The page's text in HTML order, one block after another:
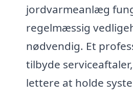
jordvarmeanlæg
regelmæssig
nødvendig. Et
tilbyde
lettere at holde